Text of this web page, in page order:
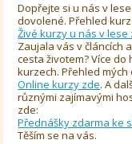
Dopřejte si u nás v
dovolené. Přehled
Živé kurzy u nás v lese
Zaujala vás v článcích
cesta životem? Více
kurzech. Přehled
Online kurzy zde. A
různými zajímavými
zde:
Přednášky zdarma ke
Těším se na vás.